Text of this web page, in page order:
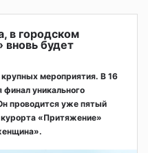
в городском
будет
мероприятия. В 16
уникального
проводится уже пятый
курорта «Притяжение»